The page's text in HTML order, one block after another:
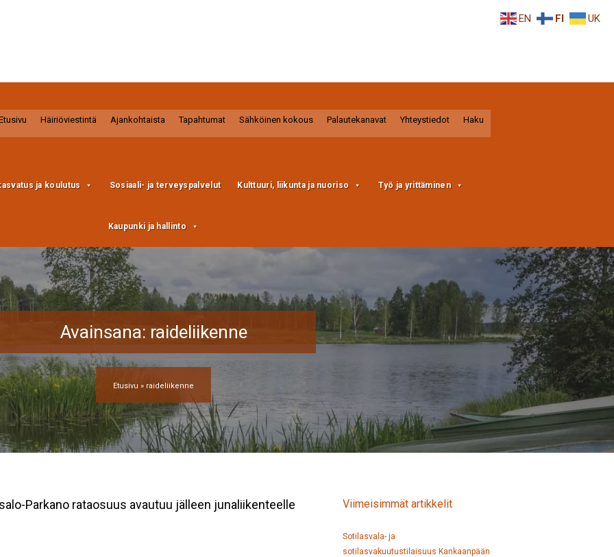
Häiriöviestintä Ajankohtaista Tapahtumat Sähköinen kokous Palautekanavat Yhteystiedot Haku
ja koulutus Sosiaali- ja terveyspalvelut Kulttuuri, liikunta ja nuoriso Työ ja yrittäminen
Kaupunki ja hallinto
Avainsana: raideliikenne
Etusivu » raideliikenne
Parkano rataosuus avautuu jälleen junaliikenteelle Viimeisimmät artikkelit
Sotilasvala- ja
sotilasvakuutustilaisuus Kankaanpään
EN FI UK